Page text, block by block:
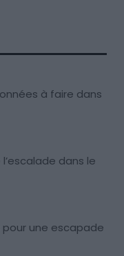
à faire dans
dans le
une escapade